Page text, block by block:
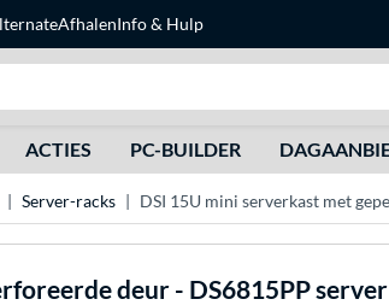
AfhalenInfo & Hulp
ACTIES PC-BUILDER
Server-racks DSI 15U mini serverkast met
deur - DS6815PP